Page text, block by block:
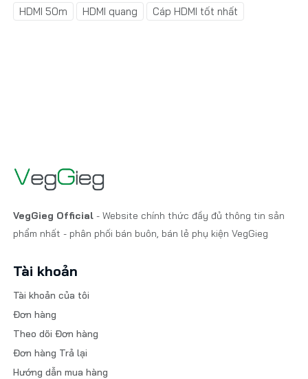
HDMI 50m
HDMI quang Cáp HDMI tốt nhất
VegGieg Official - Website chính thức đầy đủ thông tin sản
phẩm nhất - phân phối bán buôn, bán lẻ phụ kiện VegGieg
Tài khoản
Tài khoản của tôi
Đơn hàng
Theo dõi Đơn hàng
Đơn hàng Trả lại
Hướng dẫn mua hàng